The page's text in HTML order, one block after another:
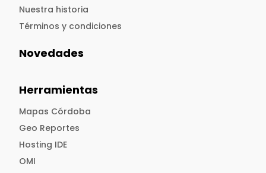
Nuestra historia
Términos y condiciones
Novedades
Herramientas
Mapas Córdoba
Geo Reportes
Hosting IDE
OMI